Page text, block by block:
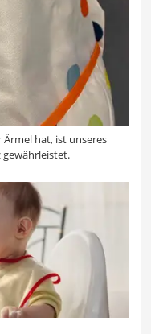
Ärmel hat, ist unseres
gewährleistet.